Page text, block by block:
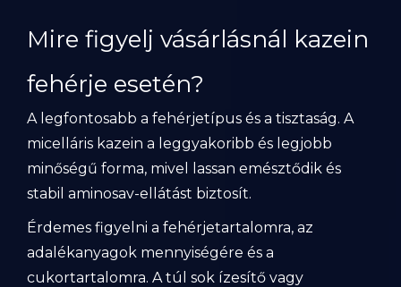
Mire figyelj vásárlásnál kazein
fehérje esetén?
A legfontosabb a fehérjetípus és a tisztaság. A
micelláris kazein a leggyakoribb és legjobb
minőségű forma, mivel lassan emésztődik és
stabil aminosav-ellátást biztosít.
Érdemes figyelni a fehérjetartalomra, az
adalékanyagok mennyiségére és a
cukortartalomra. A túl sok ízesítő vagy